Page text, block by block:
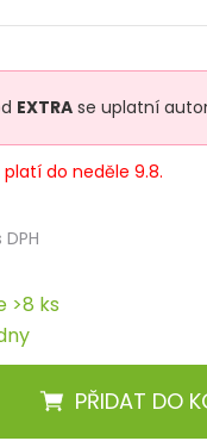
EXTRAse uplatní
platí do neděle 9.8.
DPH
>8 ks
PŘIDAT DO